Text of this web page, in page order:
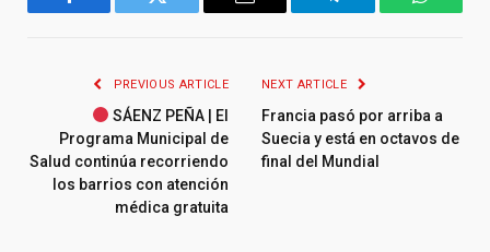
Facebook Twitter Email Telegram
PREVIOUS ARTICLE
SÁENZ PEÑA | El
Programa Municipal de
Salud continúa recorriendo
los barrios con atención
médica gratuita
NEXT ARTICLE
Francia pasó por arriba a
Suecia y está en octavos de
final del Mundial